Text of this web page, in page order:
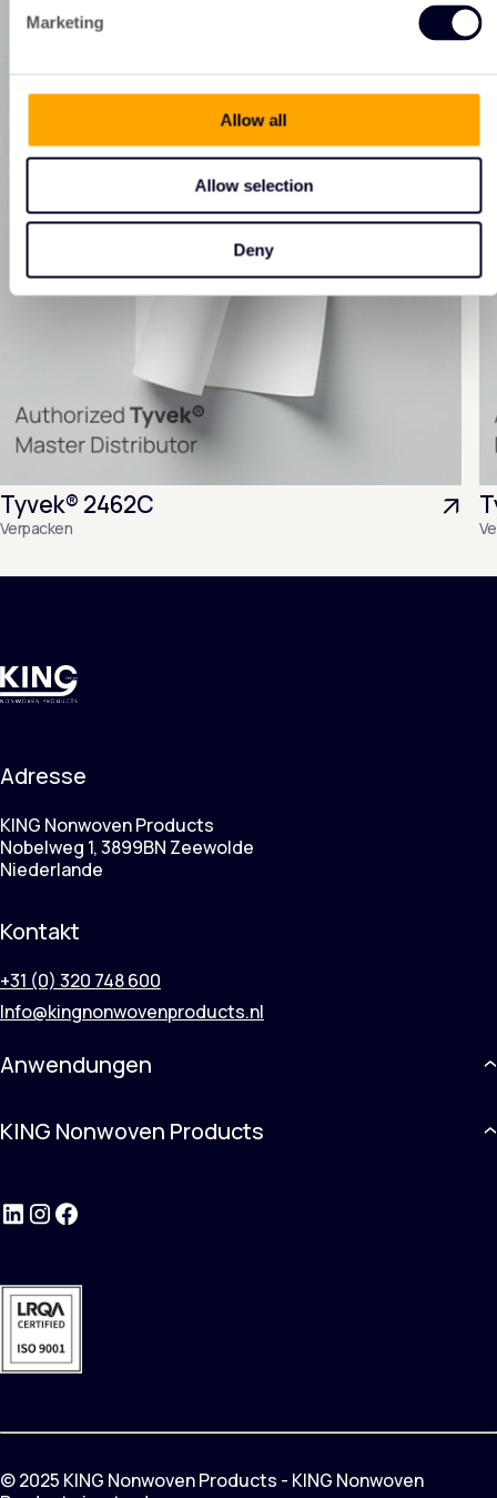
Marketing
Allow all
Allow selection
Deny
Tyvek® 2462C
Verpacken
Adresse
KING Nonwoven Products
Nobelweg 1, 3899BN Zeewolde
Niederlande
Kontakt
+31 (0) 320 748 600
Info@kingnonwovenproducts.nl
Anwendungen
KING Nonwoven Products
LinkedInInstagram
© 2025 KING Nonwoven Products - KING Nonwoven